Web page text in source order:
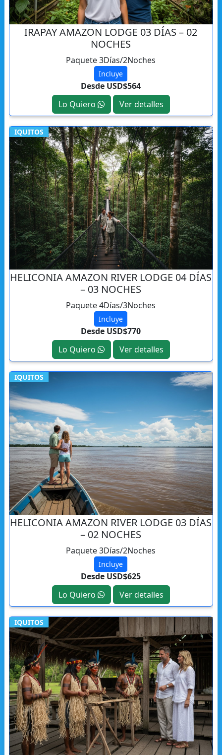
IRAPAY AMAZON LODGE 03 DÍAS – 02
NOCHES
Paquete 3Días/2Noches
Incluye
Desde USD$564
Lo Quiero
Ver detalles
IQUITOS
HELICONIA AMAZON RIVER LODGE 04 DÍAS
– 03 NOCHES
Paquete 4Días/3Noches
Incluye
Desde USD$770
Lo Quiero
Ver detalles
IQUITOS
HELICONIA AMAZON RIVER LODGE 03 DÍAS
– 02 NOCHES
Paquete 3Días/2Noches
Incluye
Desde USD$625
Lo Quiero
Ver detalles
IQUITOS